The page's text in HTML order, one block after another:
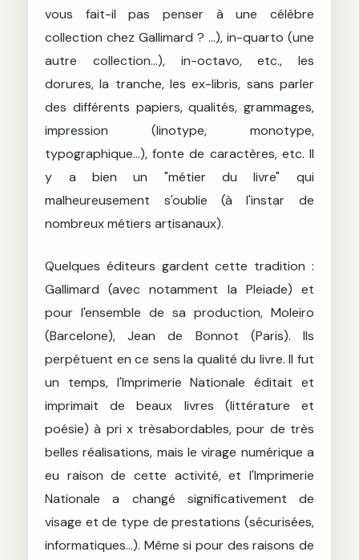
vous fait-il pas penser à une célèbre
collection chez Gallimard ? ...), in-quarto (une
autre collection...), in-octavo, etc., les
dorures, la tranche, les ex-libris, sans parler
des différents papiers, qualités, grammages,
impression (linotype, monotype,
typographique...), fonte de caractères, etc. Il
y a bien un "métier du livre" qui
malheureusement s'oublie (à l'instar de
nombreux métiers artisanaux).
Quelques éditeurs gardent cette tradition :
Gallimard (avec notamment la Pleiade) et
pour l'ensemble de sa production, Moleiro
(Barcelone), Jean de Bonnot (Paris). Ils
perpétuent en ce sens la qualité du livre. Il fut
un temps, l'Imprimerie Nationale éditait et
imprimait de beaux livres (littérature et
poésie) à pri x trèsabordables, pour de très
belles réalisations, mais le virage numérique a
eu raison de cette activité, et l'Imprimerie
Nationale a changé significativement de
visage et de type de prestations (sécurisées,
informatiques...). Même si pour des raisons de